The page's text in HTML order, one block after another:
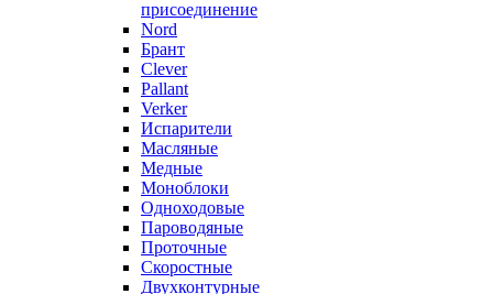
присоединение
Nord
Брант
Clever
Pallant
Verker
Испарители
Масляные
Медные
Моноблоки
Одноходовые
Пароводяные
Проточные
Скоростные
Двухконтурные